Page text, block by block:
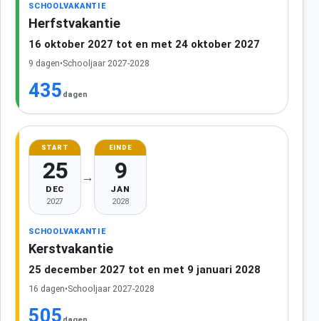
SCHOOLVAKANTIE
Herfstvakantie
16 oktober 2027 tot en met 24 oktober 2027
9 dagen•Schooljaar 2027-2028
435 dagen
START
25
DEC
2027
→
EINDE
9
JAN
2028
SCHOOLVAKANTIE
Kerstvakantie
25 december 2027 tot en met 9 januari 2028
16 dagen•Schooljaar 2027-2028
505